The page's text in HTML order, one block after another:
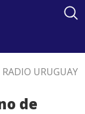
RADIO URUGUAY
de